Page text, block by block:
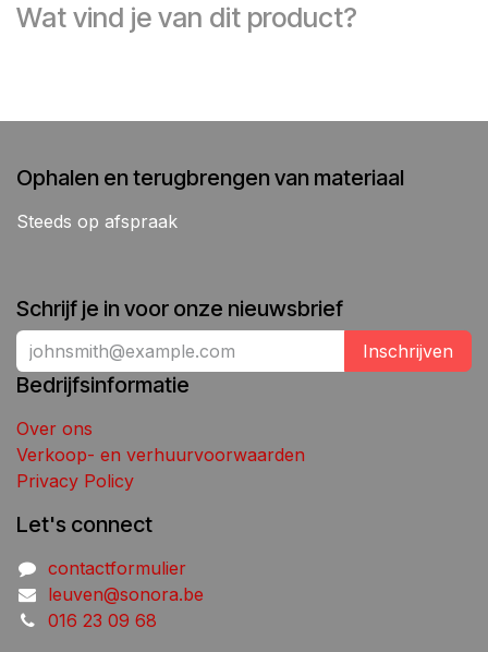
Wat vind je van dit product?
Ophalen en terugbrengen van materiaal
Steeds op afspraak
Schrijf je in voor onze nieuwsbrief
Inschrijven
Bedrijfsinformatie
Over ons
Verkoop- en verhuurvoorwaarden
Privacy Policy
Let's connect
contactformulier
leuven@sonora.be
016 23 09 68